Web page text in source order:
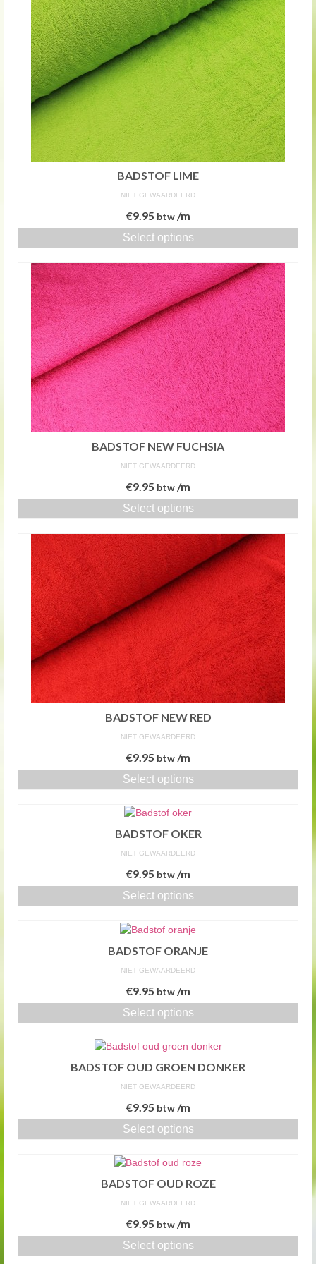
BADSTOF LIME
NIET GEWAARDEERD
€9.95 btw/m
Select options
BADSTOF NEW FUCHSIA
NIET GEWAARDEERD
€9.95 btw/m
Select options
BADSTOF NEW RED
NIET GEWAARDEERD
€9.95 btw/m
Select options
BADSTOF OKER
NIET GEWAARDEERD
€9.95 btw/m
Select options
BADSTOF ORANJE
NIET GEWAARDEERD
€9.95 btw/m
Select options
BADSTOF OUD GROEN DONKER
NIET GEWAARDEERD
€9.95 btw/m
Select options
BADSTOF OUD ROZE
NIET GEWAARDEERD
€9.95 btw/m
Select options